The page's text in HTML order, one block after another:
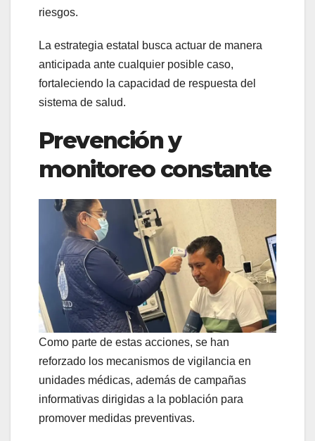
riesgos.
La estrategia estatal busca actuar de manera
anticipada ante cualquier posible caso,
fortaleciendo la capacidad de respuesta del
sistema de salud.
Prevención y
monitoreo constante
Como parte de estas acciones, se han
reforzado los mecanismos de vigilancia en
unidades médicas, además de campañas
informativas dirigidas a la población para
promover medidas preventivas.